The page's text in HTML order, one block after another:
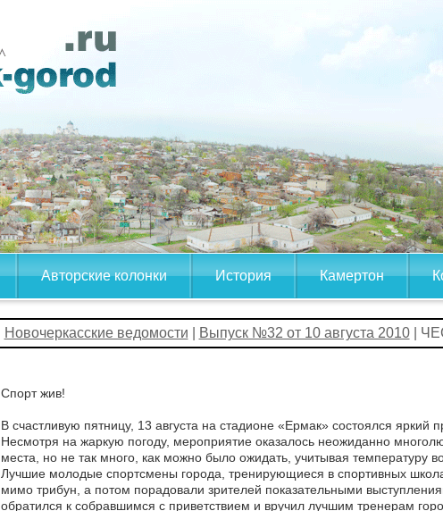
Авторские колонки История Камертон
Новочеркасские ведомости Выпуск №32 от 10 августа 2010|
Спорт жив!
В счастливую пятницу, 13 августа на стадионе «Ермак» состоялся
Несмотря на жаркую погоду, мероприятие оказалось неожиданно
места, но не так много, как можно было ожидать, учитывая температуру
Лучшие молодые спортсмены города, тренирующиеся в спортивных
мимо трибун, а потом порадовали зрителей показательными
обратился к собравшимся с приветствием и вручил лучшим тренерам